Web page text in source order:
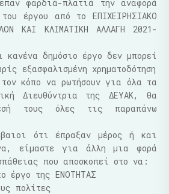
φαρδιά-πλατιά την αναφορά
του έργου από το ΕΠΙΧΕΙΡΗΣΙΑΚΟ
ΚΑΙ ΚΛΙΜΑΤΙΚΗ ΑΛΛΑΓΗ 2021-
κανένα δημόσιο έργο δεν μπορεί
εξασφαλισμένη χρηματοδότηση
κόπο να ρωτήσουν για όλα τα
Διευθύντρια της ΔΕΥΑΚ, θα
τους όλες τις παραπάνω
ότι έπραξαν μέρος ή και
είμαστε για άλλη μια φορά
που αποσκοπεί στο να:
έργο της ΕΝΟΤΗΤΑΣ
πολίτες